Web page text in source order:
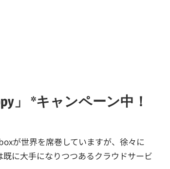
」 *キャンペーン中！
が世界を席巻していますが、徐々に
に大手になりつつあるクラウドサービ